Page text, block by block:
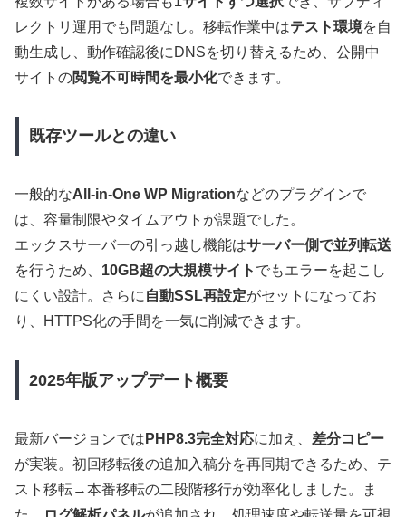
レクトリ運用でも問題なし。移転作業中はテスト環境を自
動生成し、動作確認後にDNSを切り替えるため、公開中
サイトの閲覧不可時間を最小化できます。
既存ツールとの違い
一般的なAll-in-One WP Migrationなどのプラグインで
は、容量制限やタイムアウトが課題でした。
エックスサーバーの引っ越し機能はサーバー側で並列転送
を行うため、 10GB超の大規模サイト でもエラーを起こし
にくい設計。さらに 自動SSL再設定がセットになってお
り、HTTPS化の手間を一気に削減できます。
2025年版アップデート概要
最新バージョンでは PHP8.3完全対応に加え、 差分コピー
が実装。初回移転後の追加入稿分を再同期できるため、テ
スト移転→本番移転の二段階移行が効率化しました。ま